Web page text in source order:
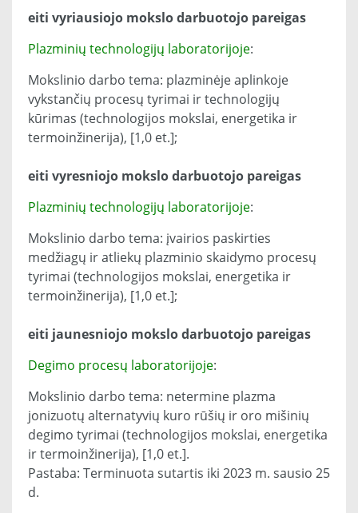
eiti vyriausiojo mokslo darbuotojo pareigas
Plazminių technologijų laboratorijoje:
Mokslinio darbo tema: plazminėje aplinkoje
vykstančių procesų tyrimai ir technologijų
kūrimas (technologijos mokslai, energetika ir
termoinžinerija), [1,0 et.];
eiti vyresniojo mokslo darbuotojo pareigas
Plazminių technologijų laboratorijoje:
Mokslinio darbo tema: įvairios paskirties
medžiagų ir atliekų plazminio skaidymo procesų
tyrimai (technologijos mokslai, energetika ir
termoinžinerija), [1,0 et.];
eiti jaunesniojo mokslo darbuotojo pareigas
Degimo procesų laboratorijoje:
Mokslinio darbo tema: netermine plazma
jonizuotų alternatyvių kuro rūšių ir oro mišinių
degimo tyrimai (technologijos mokslai, energetika
ir termoinžinerija), [1,0 et.].
Pastaba: Terminuota sutartis iki 2023 m. sausio 25
d.